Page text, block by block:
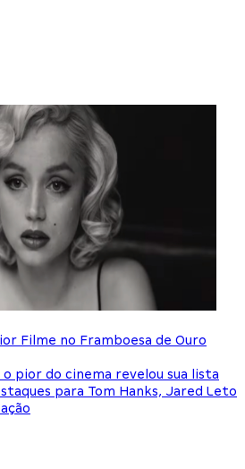
Filme no Framboesa de Ouro
pior do cinema revelou sua lista
para Tom Hanks, Jared Leto